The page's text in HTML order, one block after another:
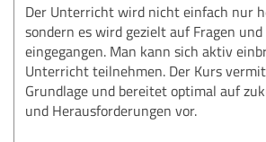
Der Unterricht wird nicht einfach nur
sondern es wird gezielt auf Fragen und
eingegangen. Man kann sich aktiv
Unterricht teilnehmen. Der Kurs
Grundlage und bereitet optimal auf
und Herausforderungen vor.